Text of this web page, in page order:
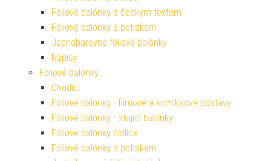
Fóliové balónky s českým textem
Fóliové balónky s potiskem
Jednobarevné fóliové balónky
Nápisy
Fóliové balónky
Chodící
Fóliové balónky - filmové a komiksové postavy
Fóliové balónky - stojící balónky
Fóliové balónky číslice
Fóliové balónky s potiskem